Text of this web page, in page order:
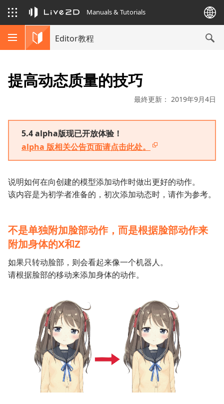
Manuals & Tutorials
Editor教程
提高动态质量的技巧
最終更新： 2019年9月4日
5.4 alpha版现已开放体验！
alpha 版相关公告页面请点击此处。
说明如何在向创建的模型添加动作时做出更好的动作。
该内容是为初学者准备的，初次添加动态时，请作为参考。
不是单独附加脸部动作，而是根据脸部动作来
附加身体的X和Z
如果只转动脸部，则会看起来像一个机器人。
请根据脸部的移动来添加身体的动作。